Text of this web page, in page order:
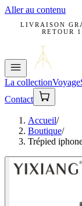
Aller au contenu
LIVRAISON
RETOUR
La collectionVoyage
Contact
Accueil/
Boutique/
Trépied